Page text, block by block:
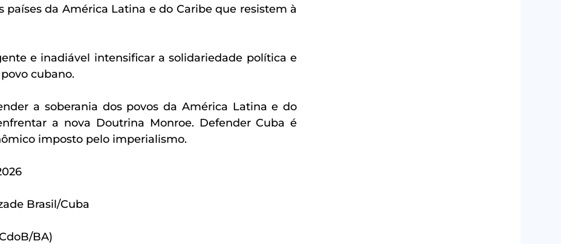
países da América Latina e do Caribe que resistem à
e inadiável intensificar a solidariedade política e
cubano.
a soberania dos povos da América Latina e do
a nova Doutrina Monroe. Defender Cuba é
imposto pelo imperialismo.
Brasil/Cuba
BA)